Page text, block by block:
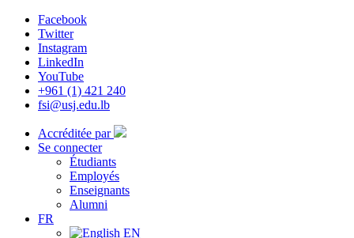
Facebook
Twitter
Instagram
LinkedIn
YouTube
+961 (1) 421 240
fsi@usj.edu.lb
Accréditée par
Se connecter
Étudiants
Employés
Enseignants
Alumni
FR
EN